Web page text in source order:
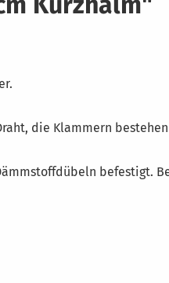
die Klammern
befestigt.